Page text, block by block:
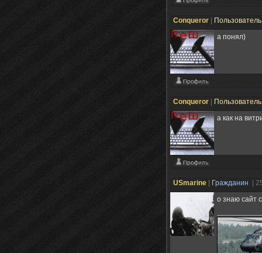
Conqueror
а понял)
Conqueror
а как на
USmarine Гражданин
|
о знаю сайт